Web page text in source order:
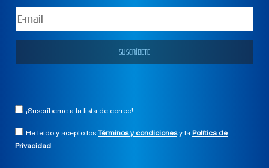
¡Suscríbeme a la lista de correo!
He leído y acepto los Términos y condicionesy la Política de
Privacidad.